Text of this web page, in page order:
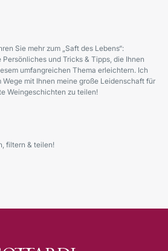
Sie mehr zum „Saft des Lebens“:
und Tricks & Tipps, die Ihnen
umfangreichen Thema erleichtern. Ich
Wege mit Ihnen meine große Leidenschaft für
Weingeschichten zu teilen!
filtern & teilen!